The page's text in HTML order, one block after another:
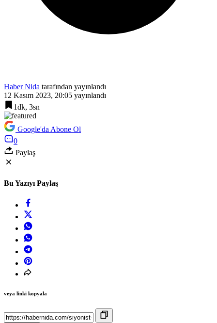
Haber Nida tarafından yayınlandı
12 Kasım 2023, 20:05 yayınlandı
1dk, 3sn
Google'da Abone Ol
0
Paylaş
Bu Yazıyı Paylaş
veya linki kopyala